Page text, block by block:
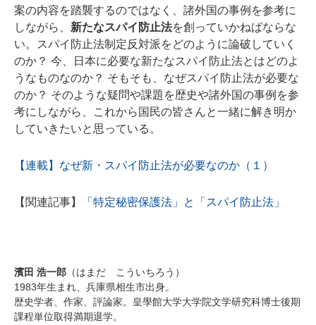
案の内容を踏襲するのではなく、諸外国の事例を参考に
しながら、 新たなスパイ防止法を創っていかねばならな
い。スパイ防止法制定反対派をどのように論破していく
のか？ 今、日本に必要な新たなスパイ防止法とはどのよ
うなものなのか？ そもそも、なぜスパイ防止法が必要な
のか？ そのような疑問や課題を歴史や諸外国の事例を参
考にしながら、これから国民の皆さんと一緒に解き明か
していきたいと思っている。
【連載】なぜ新・スパイ防止法が必要なのか（１）
【関連記事】 「特定秘密保護法」と「スパイ防止法」
濱田 浩一郎 （はまだ こういちろう）
1983年生まれ、兵庫県相生市出身。
歴史学者、作家、評論家。皇學館大学大学院文学研究科博士後期
課程単位取得満期退学。